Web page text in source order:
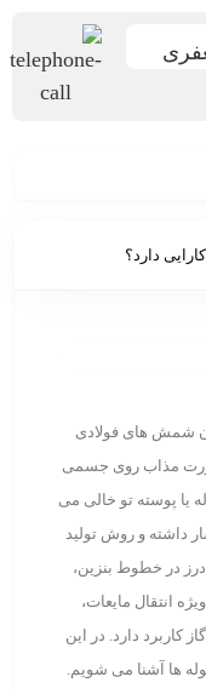
دارد؟
شمش های فولادی
صورت مذاب روی جسمی
یا پوسته تو خالی می
داشته و روش تولید
در خطوط بنزین،
انتقال مایعات،
کاربرد دارد. در این
ها آشنا می شویم.